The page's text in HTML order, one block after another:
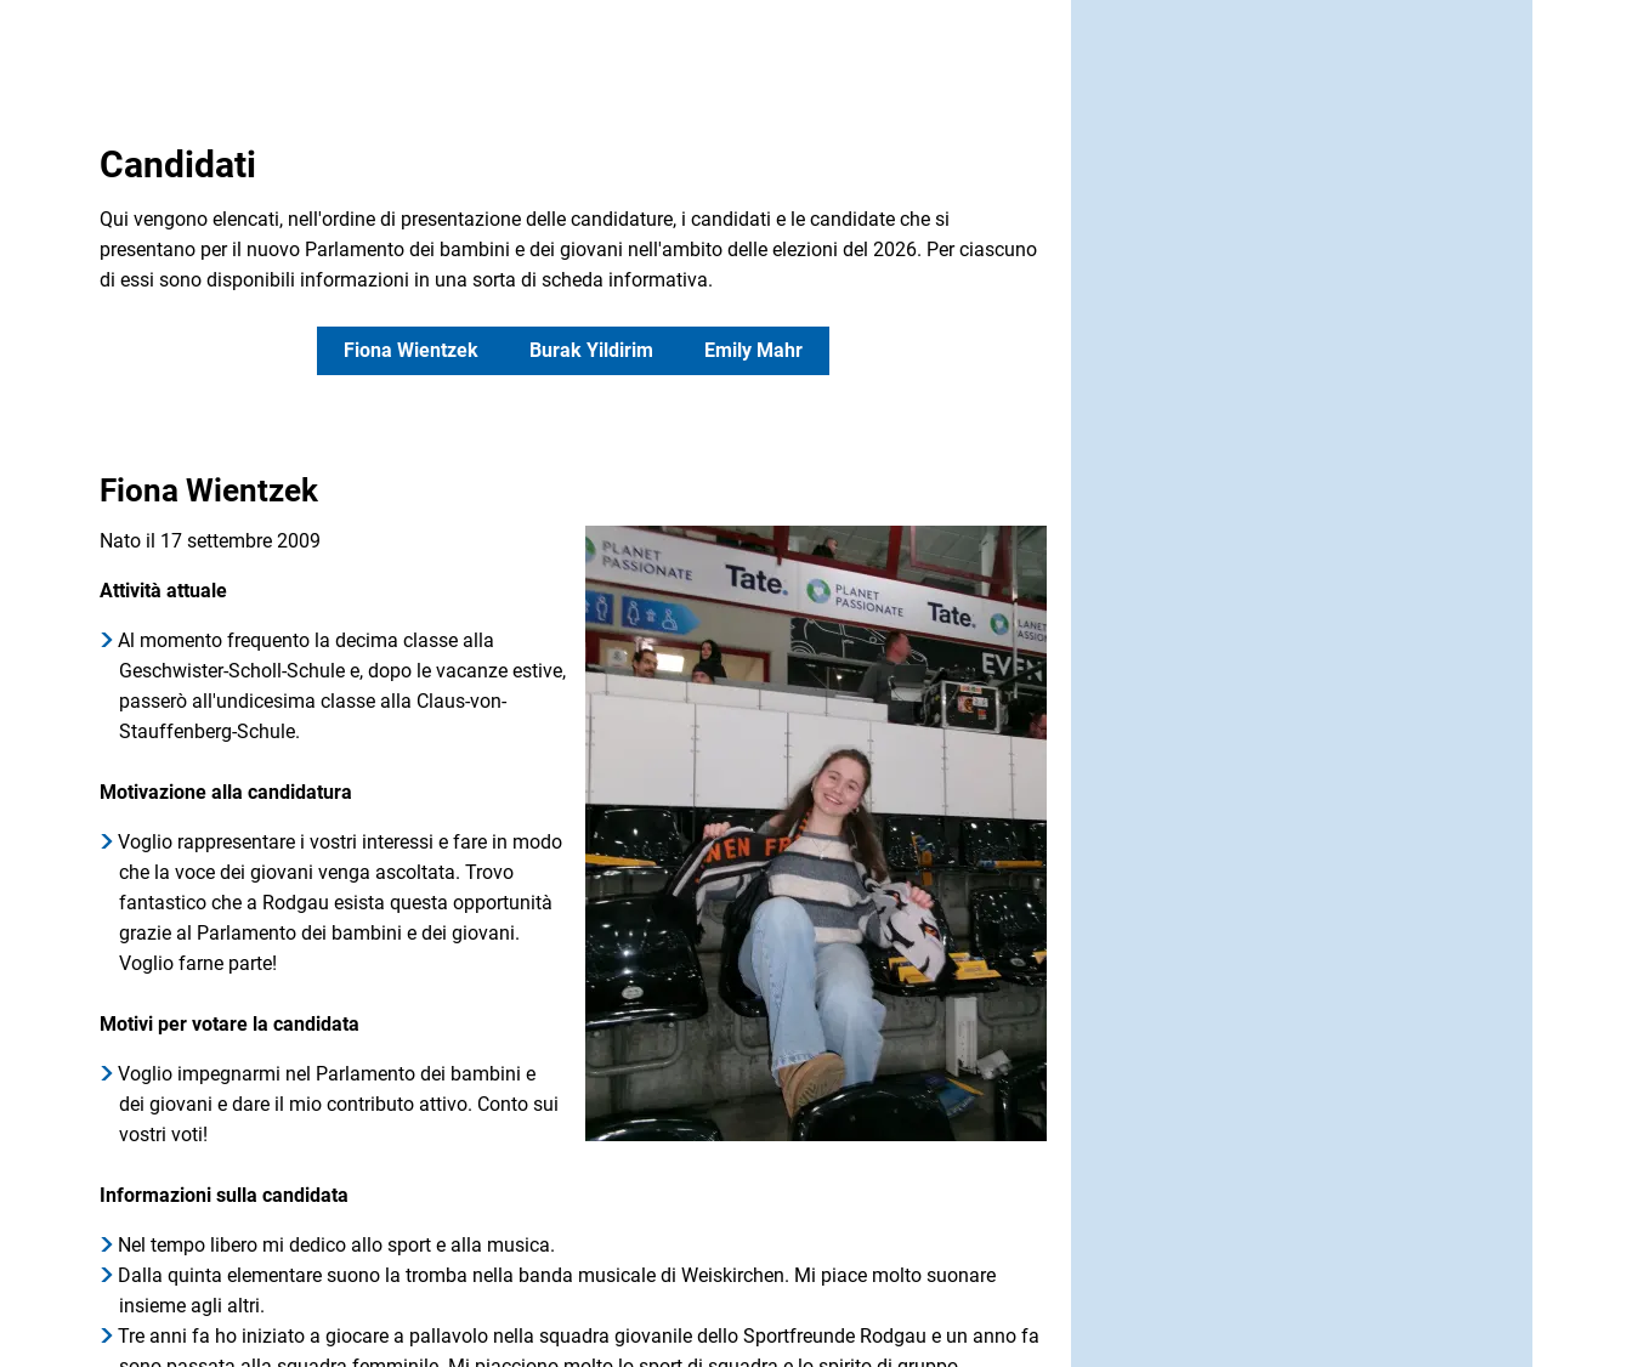
Candidati
Qui vengono elencati, nell'ordine di presentazione delle candidature, i candidati e le candidate che si
presentano per il nuovo Parlamento dei bambini e dei giovani nell'ambito delle elezioni del 2026. Per ciascuno
di essi sono disponibili informazioni in una sorta di scheda informativa.
Fiona Wientzek Burak Yildirim Emily Mahr
Fiona Wientzek
Nato il 17 settembre 2009
Attività attuale
Al momento frequento la decima classe alla
Geschwister-Scholl-Schule e, dopo le vacanze estive,
passerò all'undicesima classe alla Claus-von-
Stauffenberg-Schule.
Motivazione alla candidatura
Voglio rappresentare i vostri interessi e fare in modo
che la voce dei giovani venga ascoltata. Trovo
fantastico che a Rodgau esista questa opportunità
grazie al Parlamento dei bambini e dei giovani.
Voglio farne parte!
Motivi per votare la candidata
Voglio impegnarmi nel Parlamento dei bambini e
dei giovani e dare il mio contributo attivo. Conto sui
vostri voti!
Informazioni sulla candidata
Nel tempo libero mi dedico allo sport e alla musica.
Dalla quinta elementare suono la tromba nella banda musicale di Weiskirchen. Mi piace molto suonare
insieme agli altri.
Tre anni fa ho iniziato a giocare a pallavolo nella squadra giovanile dello Sportfreunde Rodgau e un anno fa